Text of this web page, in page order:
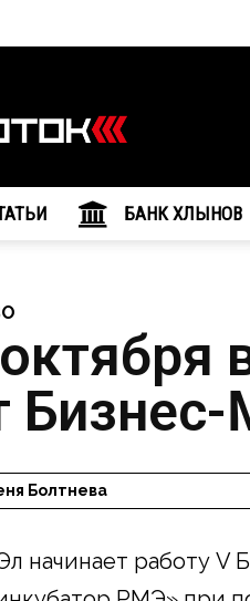
БАНК ХЛЫНОВ
Болтнева
начинает работу V